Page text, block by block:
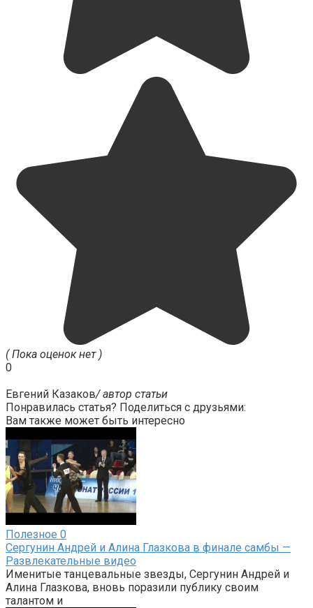
( Пока оценок нет )
0
Евгений Казаков/ автор статьи
Понравилась статья? Поделиться с друзьями:
Вам также может быть интересно
Полезное 0
Сергунин Андрей и Алина Глазкова в финале самбы —
Развлекательные видео
Именитые танцевальные звезды, Сергунин Андрей и
Алина Глазкова, вновь поразили публику своим
талантом и